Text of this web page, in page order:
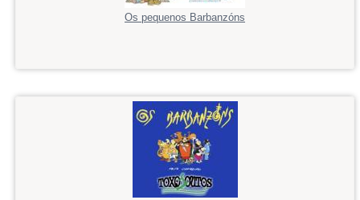
Os pequenos Barbanzóns